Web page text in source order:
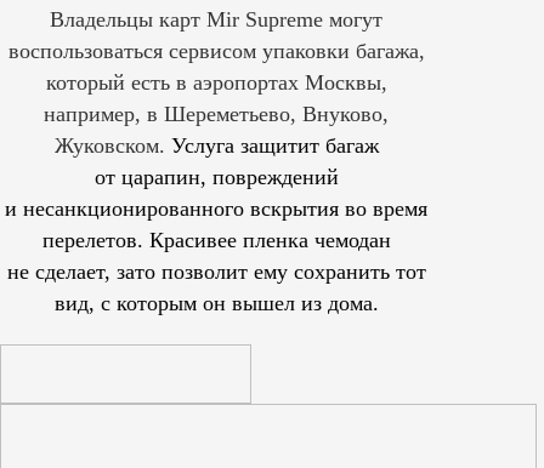
Владельцы карт Mir Supreme могут
воспользоваться сервисом упаковки багажа,
который есть в аэропортах Москвы,
например, в Шереметьево, Внуково,
Жуковском. Услуга защитит багаж
от царапин, повреждений
и несанкционированного вскрытия во время
перелетов. Красивее пленка чемодан
не сделает, зато позволит ему сохранить тот
вид, с которым он вышел из дома.